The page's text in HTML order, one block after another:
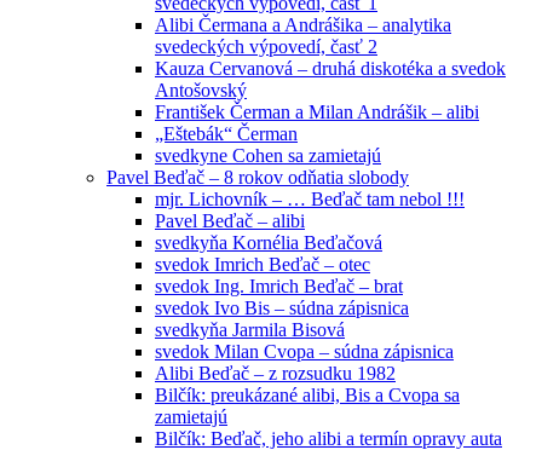
Alibi Čermana a Andrášika – analytika
svedeckých výpovedí, časť 2
Kauza Cervanová – druhá diskotéka a svedok
Antošovský
František Čerman a Milan Andrášik – alibi
„Eštebák“ Čerman
svedkyne Cohen sa zamietajú
Pavel Beďač – 8 rokov odňatia slobody
mjr. Lichovník – … Beďač tam nebol !!!
Pavel Beďač – alibi
svedkyňa Kornélia Beďačová
svedok Imrich Beďač – otec
svedok Ing. Imrich Beďač – brat
svedok Ivo Bis – súdna zápisnica
svedkyňa Jarmila Bisová
svedok Milan Cvopa – súdna zápisnica
Alibi Beďač – z rozsudku 1982
Bilčík: preukázané alibi, Bis a Cvopa sa
zamietajú
Bilčík: Beďač, jeho alibi a termín opravy auta